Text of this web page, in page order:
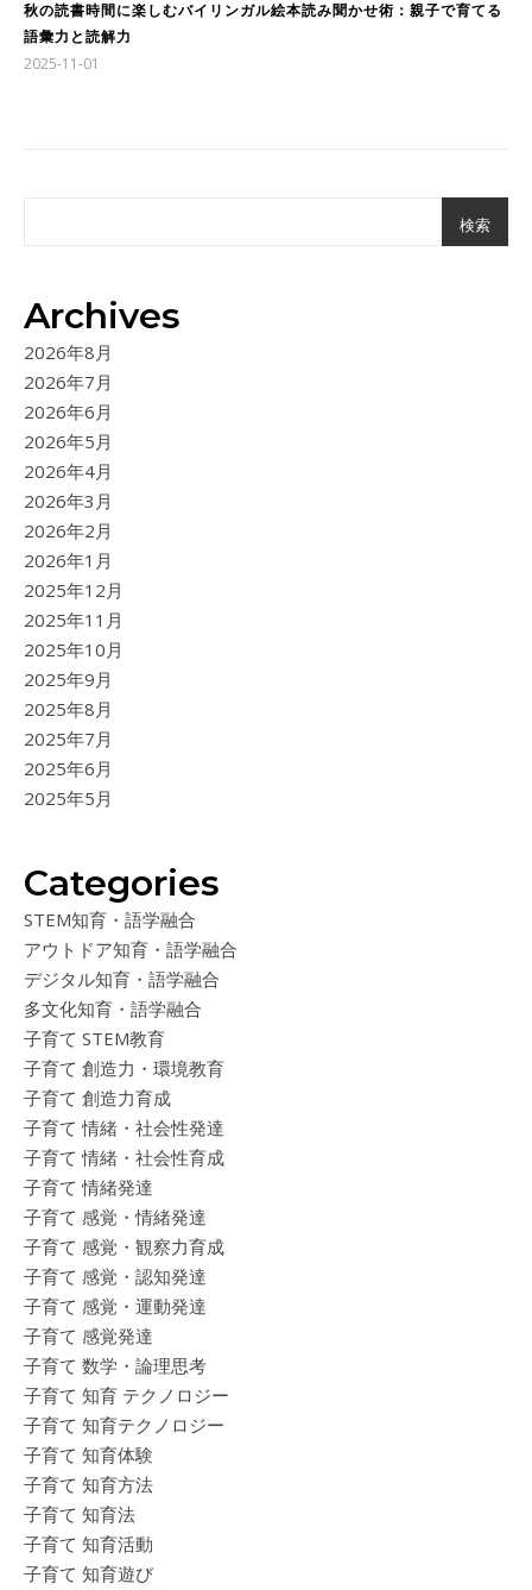
秋の読書時間に楽しむバイリンガル絵本読み聞かせ術：親子で育てる
語彙力と読解力
2025-11-01
検索
Archives
2026年8月
2026年7月
2026年6月
2026年5月
2026年4月
2026年3月
2026年2月
2026年1月
2025年12月
2025年11月
2025年10月
2025年9月
2025年8月
2025年7月
2025年6月
2025年5月
Categories
STEM知育・語学融合
アウトドア知育・語学融合
デジタル知育・語学融合
多文化知育・語学融合
子育て STEM教育
子育て 創造力・環境教育
子育て 創造力育成
子育て 情緒・社会性発達
子育て 情緒・社会性育成
子育て 情緒発達
子育て 感覚・情緒発達
子育て 感覚・観察力育成
子育て 感覚・認知発達
子育て 感覚・運動発達
子育て 感覚発達
子育て 数学・論理思考
子育て 知育 テクノロジー
子育て 知育テクノロジー
子育て 知育体験
子育て 知育方法
子育て 知育法
子育て 知育活動
子育て 知育遊び